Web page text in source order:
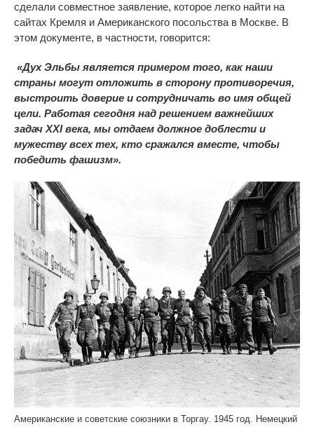
сделали совместное заявление, которое легко найти на
сайтах Кремля и Американского посольства в Москве. В
этом документе, в частности, говорится:
«Дух Эльбы является примером того, как наши
страны могут отложить в сторону противоречия,
выстроить доверие и сотрудничать во имя общей
цели. Работая сегодня над решением важнейших
задач XXI века, мы отдаем должное доблести и
мужеству всех тех, кто сражался вместе, чтобы
победить фашизм».
Американские и советские союзники в Торгау. 1945 год. Немецкий